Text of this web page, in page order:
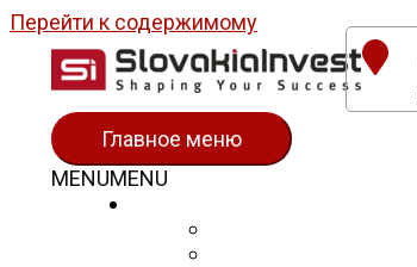
Перейти к содержимому
Главное меню
MENUMENU